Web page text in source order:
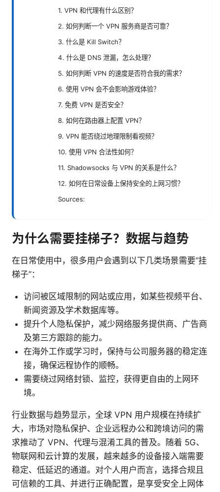
1. VPN 和代理有什么区别？
2. 如何判断一个 VPN 服务商是否可靠？
3. 什么是 Kill Switch？
4. 什么是 DNS 泄漏，怎么处理？
5. 如何判断 VPN 的速度是否符合我的需求？
6. 使用 VPN 会不会影响游戏体验？
7. 免费 VPN 是否安全？
8. 如何在路由器上配置 VPN？
9. VPN 能否绕过地理限制看视频？
10. 使用 VPN 合法性如何？
11. Shadowsocks 与 VPN 的关系是什么？
12. 如何在日常设备上保持安全的上网习惯？
Sources:
为什么需要挂梯子？数据与趋势
在日常使用中，很多用户会遇到以下几类场景需要“挂
梯子”：
访问被区域限制的网站或应用，如某些视频平台、
新闻资源及学术数据库等。
提升个人隐私保护，减少网络服务提供商、广告商
及第三方跟踪的能力。
在海外工作或学习时，保持与公司服务器的稳定连
接，确保远程协作的顺畅。
需要绕过网络封锁、监控，获得更自由的上网环
境。
行业数据与趋势显示，全球 VPN 用户规模在持续扩
大，市场对隐私保护、企业远程办公和跨境访问的需
求推动了 VPN、代理与混淆工具的普及。随着 5G、
物联网和云计算的发展，越来越多的设备接入端需要
稳定、低延迟的通道。对个人用户而言，选择合规且
可信赖的工具、并进行正确配置，是享受安全上网体